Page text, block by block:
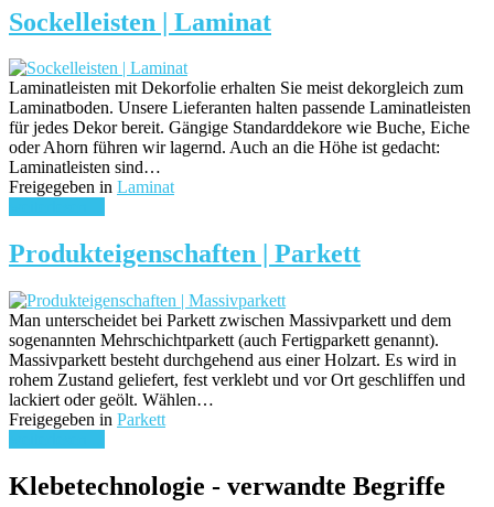
Sockelleisten | Laminat
Laminatleisten mit Dekorfolie erhalten Sie meist dekorgleich zum
Laminatboden. Unsere Lieferanten halten passende Laminatleisten
für jedes Dekor bereit. Gängige Standarddekore wie Buche, Eiche
oder Ahorn führen wir lagernd. Auch an die Höhe ist gedacht:
Laminatleisten sind…
Freigegeben in Laminat
Produkteigenschaften | Parkett
Man unterscheidet bei Parkett zwischen Massivparkett und dem
sogenannten Mehrschichtparkett (auch Fertigparkett genannt).
Massivparkett besteht durchgehend aus einer Holzart. Es wird in
rohem Zustand geliefert, fest verklebt und vor Ort geschliffen und
lackiert oder geölt. Wählen…
Freigegeben in Parkett
Klebetechnologie - verwandte Begriffe